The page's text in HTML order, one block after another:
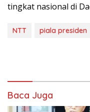
tingkat nasional di
NTT piala presiden
Baca Juga